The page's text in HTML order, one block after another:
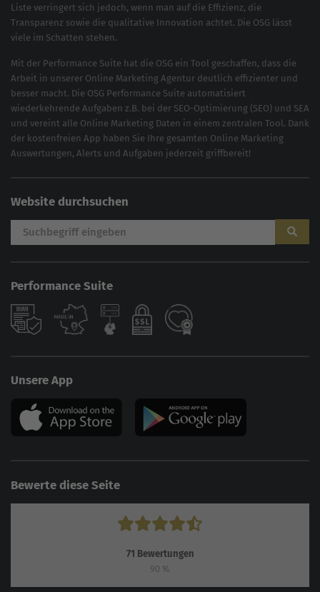
Liste verringert sich jedoch, wenn man auf die Effizienz, die
Transparenz sowie die qualitative Innovation achtet. Die OSG lässt
viele im Schatten stehen.
Mit der Performance Suite hat die OSG ein Tool geschaffen, dass die
Arbeit in unserer Online Marketing Agentur deutlich effizienter und
besser macht. Die OSG Performance Suite automatisiert
wiederkehrende Aufgaben z.B. bei der SEO-Optimierung (SEO) und SEA
und vereint alle Online Marketing Daten in einem zentralen Tool. Dank
der kostenfreien App haben Sie Ihre gesamten Online Marketing
Auswertungen, Alerts und Aufgaben jederzeit griffbereit!
Website durchsuchen
Performance Suite
Unsere App
Bewerte diese Seite
71 Bewertungen
90 %